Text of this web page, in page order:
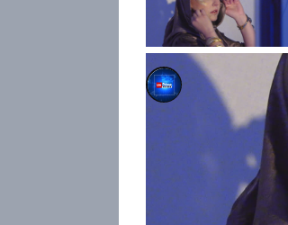
CNN Prima NEWS
10. dub 2025, 07:07
Více myslela na
Slováčkové
poslední
než zemřela.